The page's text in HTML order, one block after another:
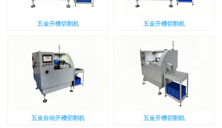
五金开槽切割机 五金开槽切割机
五金自动开槽切割机 五金开槽切割机